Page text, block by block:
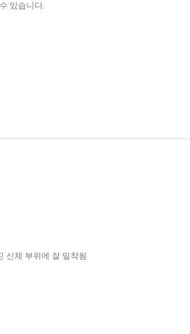
있습니다.
신체 부위에 잘 밀착됨